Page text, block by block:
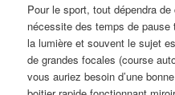
Pour le sport, tout dépendra
nécessite des temps de
la lumière et souvent le sujet
de grandes focales (course
vous auriez besoin d’une